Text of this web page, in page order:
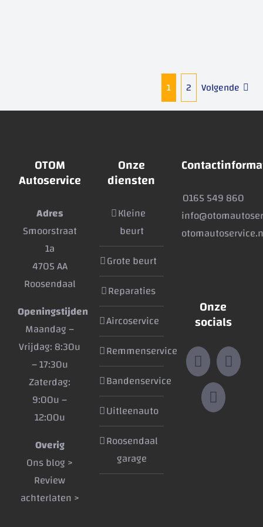
1 2 Volgende
OTOM
Autoservice
Adres
Smoorstraat
1a
4705 AA
Roosendaal
Openingstijden
Maandag –
Vrijdag: 8:30u
– 17:30u
Zaterdag:
9:00u –
12:00u
Overig
Ons blog >
Review
achterlaten >
Onze
diensten
Kleine
beurt
Grote beurt
Reparaties
Aircoservice
Remmenservice
Bandenservice
Uitleenauto
Roosendaal
garage
0165 549 860
Onze
socials